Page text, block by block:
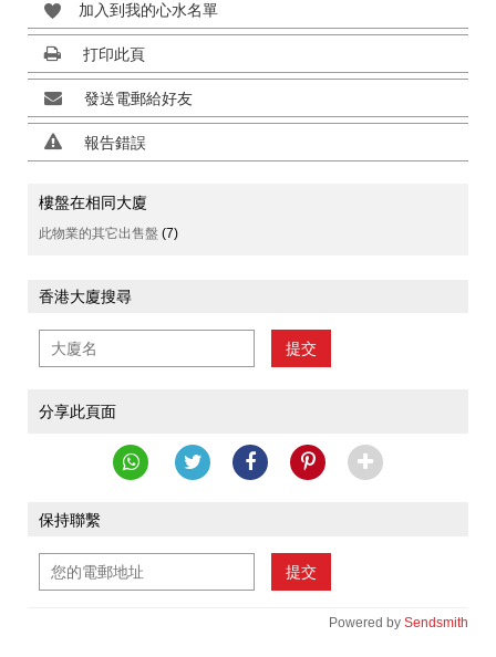
加入到我的心水名單
打印此頁
發送電郵給好友
報告錯誤
樓盤在相同大廈
此物業的其它出售盤 (7)
香港大廈搜尋
提交
分享此頁面
保持聯繫
提交
Powered by Sendsmith